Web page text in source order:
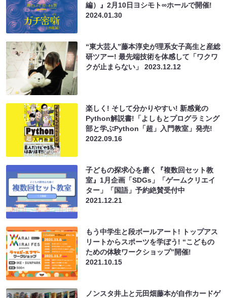
編）』2月10日ヨシモト∞ホールで開催!
2024.01.30
“東大芸人”藤本淳史が理系女子高生と産総
研ツアー! 最先端技術を体感して「ワクワ
クが止まらない」2023.12.12
楽しく! そして分かりやすい! 新感覚の
Python解説書!「よしもとプログラミング
部と学ぶPython「超」入門教室」発売!
2022.09.16
子どもの探求心を磨く『複数回セット教
室』1月企画「SDGs」「ゲームクリエイ
ター」「国語」予約絶賛受付中
2021.12.21
もう中学生と段ボールアート! トップアス
リートからスポーツを学ぼう! “こどもの
ための体験ワークショップ”開催!
2021.10.15
ノンスタ井上と元田畑藤本が自作カードゲ